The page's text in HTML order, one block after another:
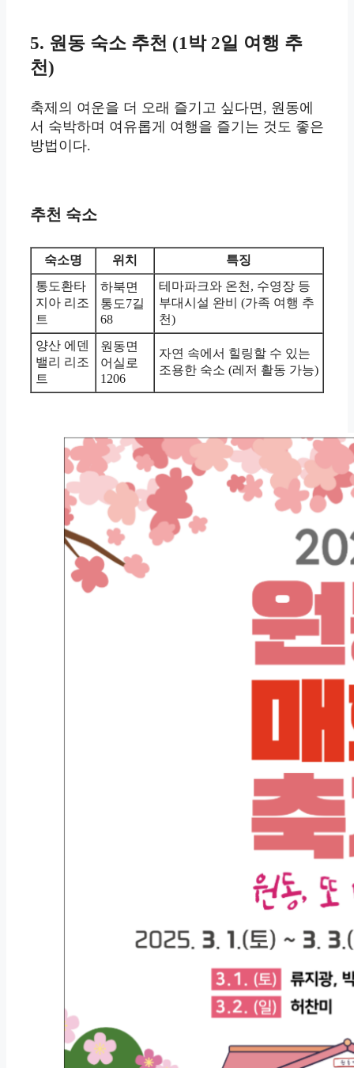
5. 원동 숙소 추천 (1박 2일 여행 추
천)
축제의 여운을 더 오래 즐기고 싶다면, 원동에
서 숙박하며 여유롭게 여행을 즐기는 것도 좋은
방법이다.
추천 숙소
숙소명 위치
특징
통도환타
지아 리조
트
하북면
통도7길
68
테마파크와 온천, 수영장 등
부대시설 완비 (가족 여행 추
천)
양산 에덴
밸리 리조
트
원동면
어실로
1206
자연 속에서 힐링할 수 있는
조용한 숙소 (레저 활동 가능)